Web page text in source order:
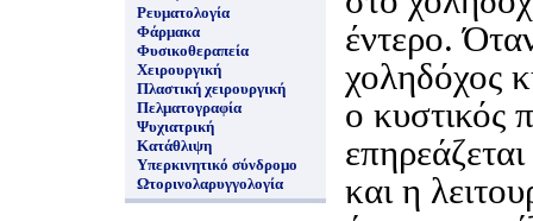
Ρευματολογία
Φάρμακα
Φυσικοθεραπεία
Χειρουργική
Πλαστική χειρουργική
Πελματογραφία
Ψυχιατρική
Κατάθλιψη
Υπερκινητικό σύνδρομο
Ωτορινολαρυγγολογία
έντερο.
χοληδόχος
ο κυστικός
και η